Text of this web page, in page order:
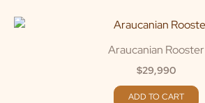
Araucanian Rooster
$29,990
ADD TO CART